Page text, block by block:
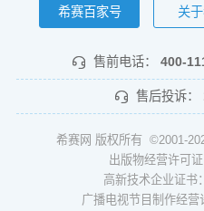
希赛百家号 关于
售前电话： 400-
售后投诉：
希赛网 版权所有 ©2001-
出版物经营许可
高新技术企业证书
广播电视节目制作经营